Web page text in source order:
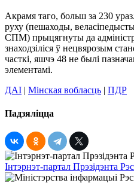
Акрамя таго, больш за 230
руху (пешаходы,
СПМ) прыцягнуты да
знаходзіліся ў нецвярозым
часткі, яшчэ 48 не былі
элементамі.
ДАІ | Мінская вобласць | ПДР
Падзяліцца
Інтэрнэт-партал Прэзідэнта